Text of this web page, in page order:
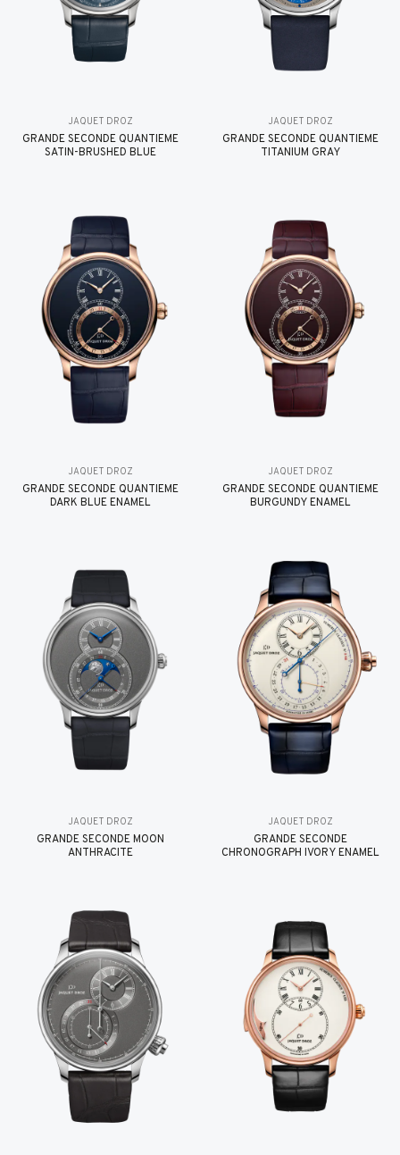
JAQUET DROZ
GRANDE SECONDE QUANTIÈME
SATIN-BRUSHED BLUE
JAQUET DROZ
GRANDE SECONDE QUANTIÈME
TITANIUM GRAY
JAQUET DROZ
GRANDE SECONDE QUANTIÈME
DARK BLUE ENAMEL
JAQUET DROZ
GRANDE SECONDE QUANTIÈME
BURGUNDY ENAMEL
JAQUET DROZ
GRANDE SECONDE MOON
ANTHRACITE
JAQUET DROZ
GRANDE SECONDE
CHRONOGRAPH IVORY ENAMEL